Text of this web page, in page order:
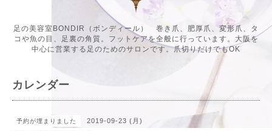
足の美容室BONDIR（ボンディール） 巻き爪、肥厚爪、変形爪、タ
コや魚の目、足裏の角質。フットケアを全般に行っています。大阪を
中心に営業する足のためのサロンです。爪切りだけでもOK
カレンダー
予約が埋まりました 2019-09-23 (月)